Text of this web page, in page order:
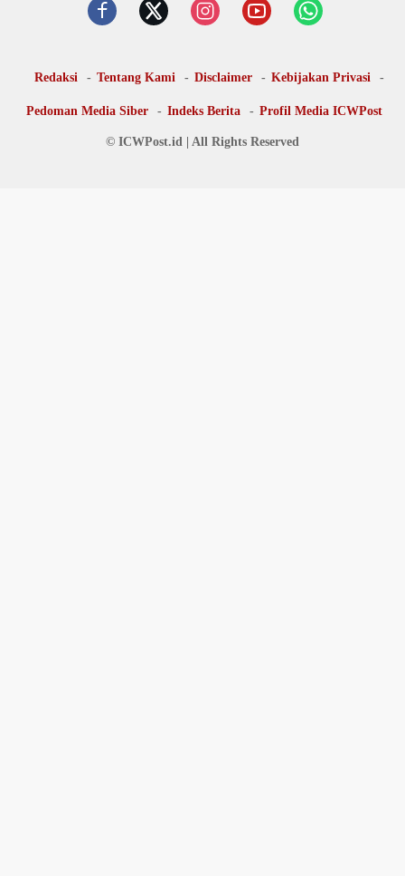
Redaksi Tentang Kami Disclaimer Kebijakan Privasi
Pedoman Media Siber Indeks Berita Profil Media ICWPost
© ICWPost.id | All Rights Reserved